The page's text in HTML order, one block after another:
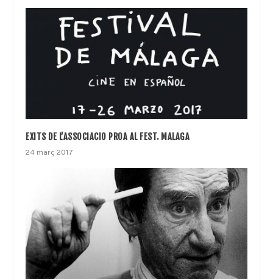
EXITS DE L’ASSOCIACIO PROA AL FEST. MALAGA
24 març 2017